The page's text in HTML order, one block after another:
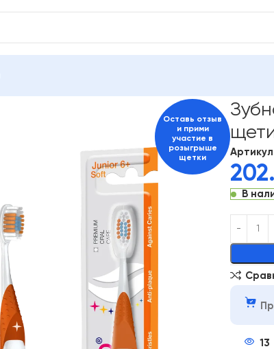
Оставь отзыв
и прими
участие в
розыгрыше
щетки
В
13